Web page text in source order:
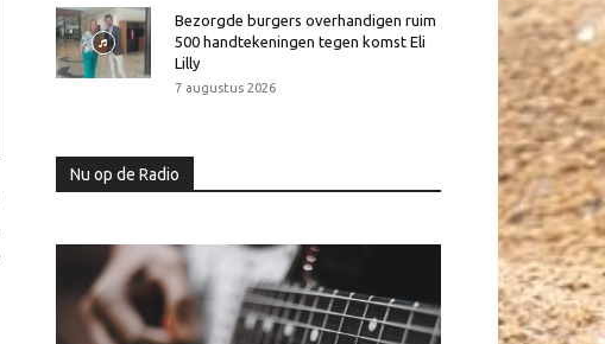
Bezorgde burgers overhandigen ruim
500 handtekeningen tegen komst Eli
Lilly
7 augustus 2026
Nu op de Radio